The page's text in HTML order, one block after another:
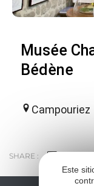
Musée
Bédène
Campouriez
SHARE :
Este